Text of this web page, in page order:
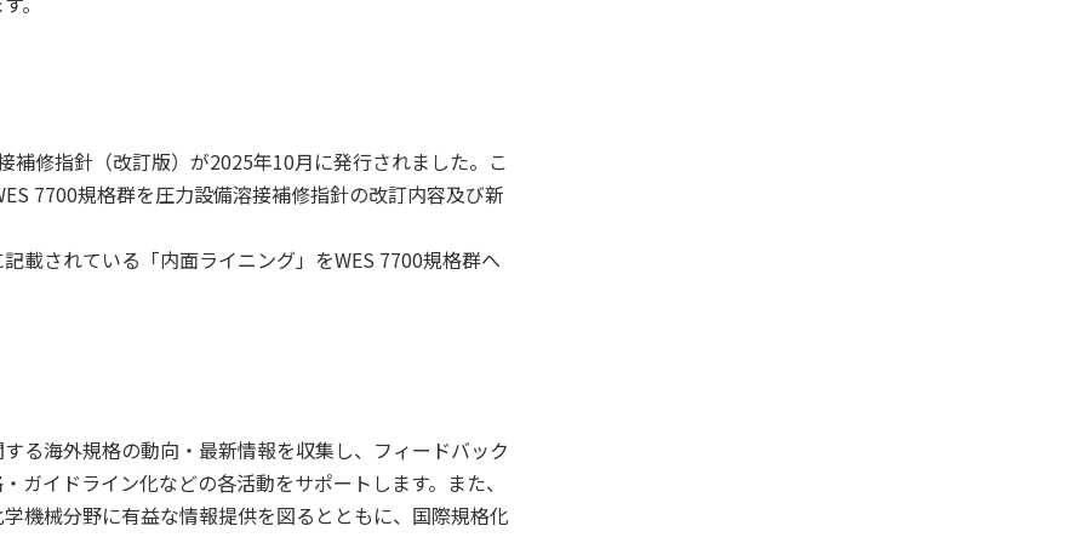
修指針（改訂版）が2025年10月に発行されました。こ
7700規格群を圧力設備溶接補修指針の改訂内容及び新
されている「内面ライニング」をWES 7700規格群へ
海外規格の動向・最新情報を収集し、フィードバック
ガイドライン化などの各活動をサポートします。また、
機械分野に有益な情報提供を図るとともに、国際規格化